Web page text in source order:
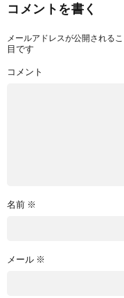
コメントを書く
メールアドレスが公開されるこ
目です
コメント
名前 ※
メール ※